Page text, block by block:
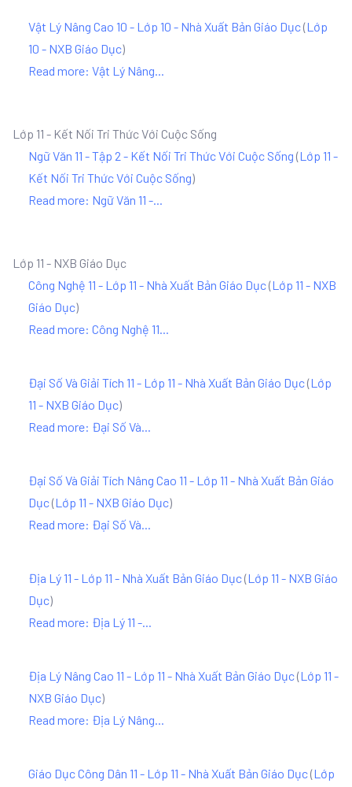
Vật Lý Nâng Cao 10 - Lớp 10 - Nhà Xuất Bản Giáo Dục(Lớp
10 - NXB Giáo Dục)
Read more: Vật Lý Nâng...
Lớp 11 - Kết Nối Tri Thức Với Cuộc Sống
Ngữ Văn 11 - Tập 2 - Kết Nối Tri Thức Với Cuộc Sống (Lớp 11 -
Kết Nối Tri Thức Với Cuộc Sống)
Read more: Ngữ Văn 11 -...
Lớp 11 - NXB Giáo Dục
Công Nghệ 11 - Lớp 11 - Nhà Xuất Bản Giáo Dục(Lớp 11 - NXB
Giáo Dục)
Read more: Công Nghệ 11...
Đại Số Và Giải Tích 11 - Lớp 11 - Nhà Xuất Bản Giáo Dục(Lớp
11 - NXB Giáo Dục)
Read more: Đại Số Và...
Đại Số Và Giải Tích Nâng Cao 11 - Lớp 11 - Nhà Xuất Bản Giáo
Dục(Lớp 11 - NXB Giáo Dục)
Read more: Đại Số Và...
Địa Lý 11 - Lớp 11 - Nhà Xuất Bản Giáo Dục(Lớp 11 - NXB Giáo
Dục)
Read more: Địa Lý 11 -...
Địa Lý Nâng Cao 11 - Lớp 11 - Nhà Xuất Bản Giáo Dục(Lớp 11 -
NXB Giáo Dục)
Read more: Địa Lý Nâng...
Giáo Dục Công Dân 11 - Lớp 11 - Nhà Xuất Bản Giáo Dục(Lớp